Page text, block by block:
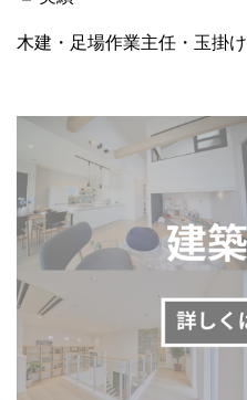
木建・足場作業主任・玉掛け